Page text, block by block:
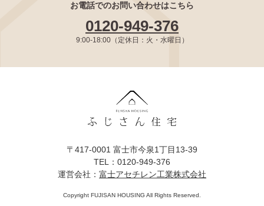
お電話でのお問い合わせはこちら
0120-949-376
9:00-18:00（定休日：火・水曜日）
〒417-0001 富士市今泉1丁目13-39
TEL：0120-949-376
運営会社： 富士アセチレン工業株式会社
Copyright FUJISAN HOUSING All Rights Reserved.